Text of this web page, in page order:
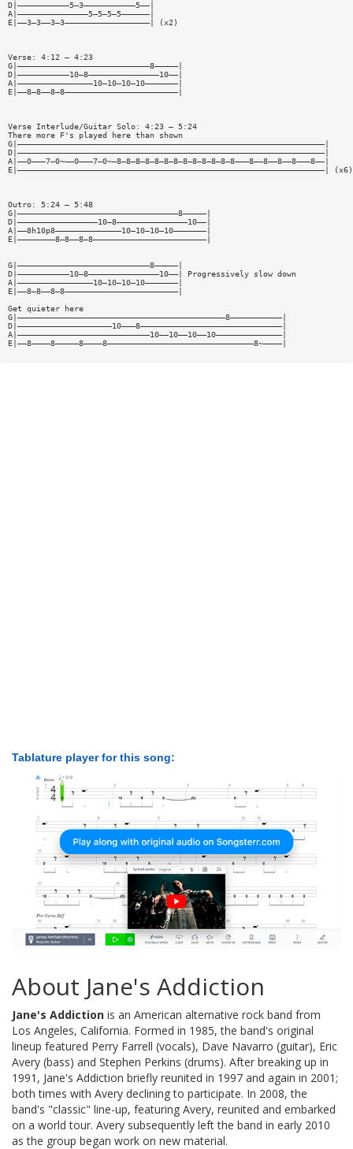
D|———————————5—3———————————5——|
A|———————————————5—5—5—5——————|
E|——3—3——3—3——————————————————| (x2)
Verse: 4:12 — 4:23
G|————————————————————————————8—————|
D|———————————10—8———————————————10——|
A|————————————————10—10—10—10———————|
E|——8—8——8—8————————————————————————|
Verse Interlude/Guitar Solo: 4:23 — 5:24
There more F's played here than shown
G|—————————————————————————————————————————————————————————————————|
D|—————————————————————————————————————————————————————————————————|
A|——0———7—0~——0———7—0~—8—8—8—8—8—8—8—8—8—8—8—8—8———8——8——8——8———8——|
E|—————————————————————————————————————————————————————————————————| (x6)
Outro: 5:24 — 5:48
G|——————————————————————————————————8—————|
D|—————————————————10—8———————————————10——|
A|——8h10p8——————————————10—10—10—10———————|
E|————————8—8——8—8————————————————————————|
G|————————————————————————————8—————|
D|———————————10—8———————————————10——| Progressively slow down
A|————————————————10—10—10—10———————|
E|——8—8——8—8————————————————————————|
Get quieter here
G|————————————————————————————————————————————8———————————|
D|————————————————————10———8——————————————————————————————|
A|————————————————————————————10——10——10——10——————————————|
E|——8————8—————8————8———————————————————————————————8~————|
Tablature player for this song:
About Jane's Addiction
Jane's Addiction is an American alternative rock band from
Los Angeles, California. Formed in 1985, the band's original
lineup featured Perry Farrell (vocals), Dave Navarro (guitar), Eric
Avery (bass) and Stephen Perkins (drums). After breaking up in
1991, Jane's Addiction briefly reunited in 1997 and again in 2001;
both times with Avery declining to participate. In 2008, the
band's "classic" line-up, featuring Avery, reunited and embarked
on a world tour. Avery subsequently left the band in early 2010
as the group began work on new material.